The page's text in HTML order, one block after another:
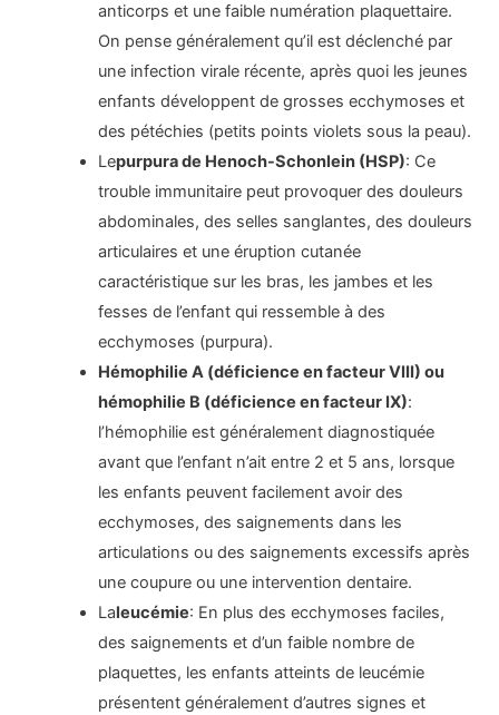
anticorps et une faible numération plaquettaire.
On pense généralement qu’il est déclenché par
une infection virale récente, après quoi les jeunes
enfants développent de grosses ecchymoses et
des pétéchies (petits points violets sous la peau).
Lepurpura de Henoch-Schonlein (HSP): Ce
trouble immunitaire peut provoquer des douleurs
abdominales, des selles sanglantes, des douleurs
articulaires et une éruption cutanée
caractéristique sur les bras, les jambes et les
fesses de l’enfant qui ressemble à des
ecchymoses (purpura).
Hémophilie A (déficience en facteur VIII) ou
hémophilie B (déficience en facteur IX):
l’hémophilie est généralement diagnostiquée
avant que l’enfant n’ait entre 2 et 5 ans, lorsque
les enfants peuvent facilement avoir des
ecchymoses, des saignements dans les
articulations ou des saignements excessifs après
une coupure ou une intervention dentaire.
Laleucémie: En plus des ecchymoses faciles,
des saignements et d’un faible nombre de
plaquettes, les enfants atteints de leucémie
présentent généralement d’autres signes et